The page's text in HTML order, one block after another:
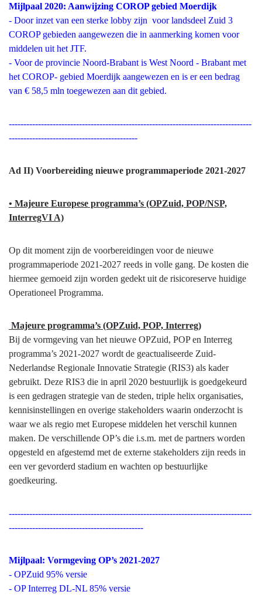
Mijlpaal 2020: Aanwijzing COROP gebied Moerdijk
- Door inzet van een sterke lobby zijn voor landsdeel Zuid 3
COROP gebieden aangewezen die in aanmerking komen voor
middelen uit het JTF.
- Voor de provincie Noord-Brabant is West Noord - Brabant met
het COROP- gebied Moerdijk aangewezen en is er een bedrag
van € 58,5 mln toegewezen aan dit gebied.
-----------------------------------------------------------------------------------
--------------------------------------------
Ad II) Voorbereiding nieuwe programmaperiode 2021-2027
• Majeure Europese programma’s (OPZuid, POP/NSP,
InterregVI A)
Op dit moment zijn de voorbereidingen voor de nieuwe
programmaperiode 2021-2027 reeds in volle gang. De kosten die
hiermee gemoeid zijn worden gedekt uit de risicoreserve huidige
Operationeel Programma.
Majeure programma’s (OPZuid, POP, Interreg)
Bij de vormgeving van het nieuwe OPZuid, POP en Interreg
programma’s 2021-2027 wordt de geactualiseerde Zuid-
Nederlandse Regionale Innovatie Strategie (RIS3) als kader
gebruikt. Deze RIS3 die in april 2020 bestuurlijk is goedgekeurd
is een gedragen strategie van de steden, triple helix organisaties,
kennisinstellingen en overige stakeholders waarin onderzocht is
waar we als regio met Europese middelen het verschil kunnen
maken. De verschillende OP’s die i.s.m. met de partners worden
opgesteld en afgestemd met de externe stakeholders zijn reeds in
een ver gevorderd stadium en wachten op bestuurlijke
goedkeuring.
-----------------------------------------------------------------------------------
----------------------------------------------
Mijlpaal: Vormgeving OP’s 2021-2027
- OPZuid 95% versie
- OP Interreg DL-NL 85% versie